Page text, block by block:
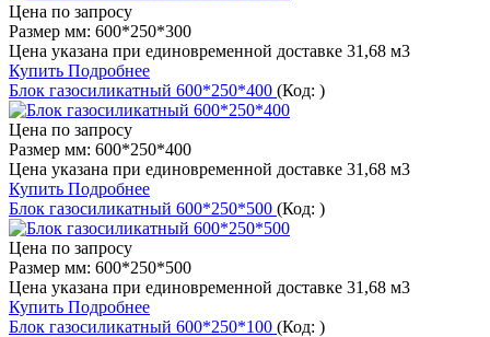
Цена по запросу
Размер мм: 600*250*300
Цена указана при единовременной доставке 31,68 м3
Купить Подробнее
Блок газосиликатный 600*250*400 (Код: )
Цена по запросу
Размер мм: 600*250*400
Цена указана при единовременной доставке 31,68 м3
Купить Подробнее
Блок газосиликатный 600*250*500 (Код: )
Цена по запросу
Размер мм: 600*250*500
Цена указана при единовременной доставке 31,68 м3
Купить Подробнее
Блок газосиликатный 600*250*100 (Код: )